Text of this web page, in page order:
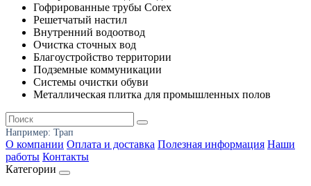
Гофрированные трубы Corex
Решетчатый настил
Внутренний водоотвод
Очистка сточных вод
Благоустройство территории
Подземные коммуникации
Системы очистки обуви
Металлическая плитка для промышленных полов
Например: Трап
О компании Оплата и доставка Полезная информация Наши
работы Контакты
Категории